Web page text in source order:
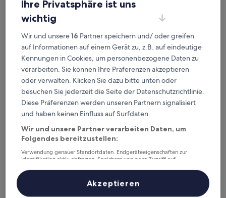
L-Avenue
L-Avenue
Ixelles, 0,8 km von Straßenbahnhaltestelle Levure - Gist
entfernt
von
10,
Außergewöhnlich,
(212
Bewertungen)
9,8/10 Außergewöhnlich (212 Bewertungen)
Der
Preis
153 €
inkl. Steuern & Gebühren
8. Aug.–9. Aug.
9Hotel Chelton
Ihre Privatsphäre ist uns
wichtig
Wir und unsere16 Partner speichern und/ oder greifen
auf Informationen auf einem Gerät zu, z.B. auf eindeutige
Kennungen in Cookies, um personenbezogene Daten zu
verarbeiten. Sie können Ihre Präferenzen akzeptieren
oder verwalten. Klicken Sie dazu bitte unten oder
besuchen Sie jederzeit die Seite der Datenschutzrichtlinie.
Diese Präferenzen werden unseren Partnern signalisiert
und haben keinen Einfluss auf Surfdaten.
Wir und unsere Partner verarbeiten Daten, um
Folgendes bereitzustellen:
Verwendung genauer Standortdaten. Endgeräteeigenschaften zur
Identifikation aktiv abfragen. Speichern von oder Zugriff auf
Inhalte, Messung von Werbeleistung und der Performance von Inhalten,
Zielgruppenforschung sowie Entwicklung und Verbesserung von
Akzeptieren